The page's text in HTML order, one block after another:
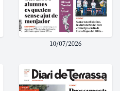
10/07/2026